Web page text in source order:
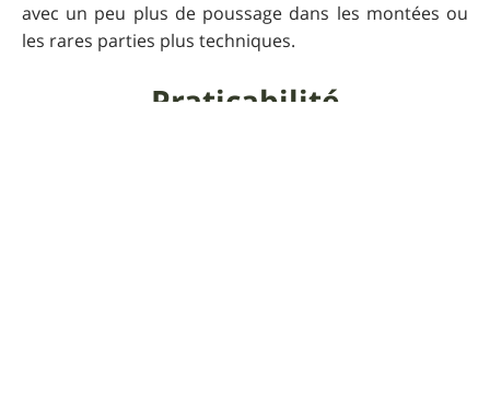
avec un peu plus de poussage dans les montées ou
les rares parties plus techniques.
Praticabilité